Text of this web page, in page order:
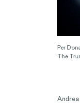
Per
The
Andrea